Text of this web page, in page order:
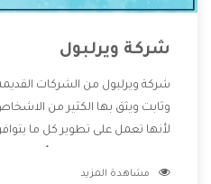
شركة ويرلبول
شركة ويرلبول من الشركات
وثابت ويثق بها الكثير من
لأنها تعمل على تطوير كل ما
وتقدم للعملاء أقوى العروض
مشاهدة المزيد